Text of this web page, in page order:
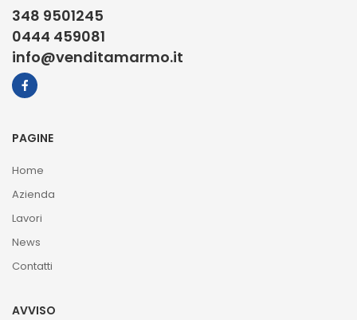
348 9501245
0444 459081
info@venditamarmo.it
PAGINE
Home
Azienda
Lavori
News
Contatti
AVVISO